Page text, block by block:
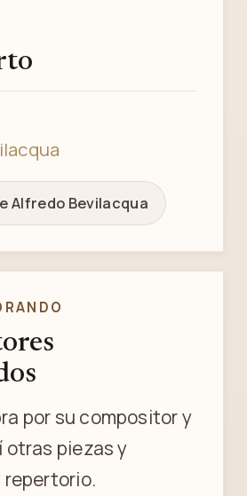
Alfredo Bevilacqua
por su compositor y
otras piezas y
repertorio.